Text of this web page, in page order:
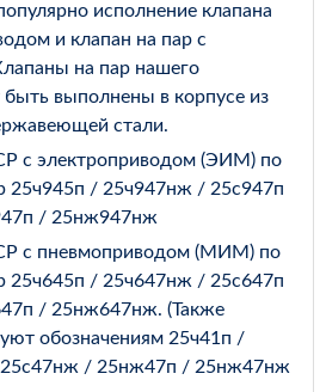
исполнение клапана
и клапан на пар с
на пар нашего
быть выполнены в корпусе из
стали.
с электроприводом (ЭИМ) по
25ч945п / 25ч947нж / 25с947п
/ 25нж947нж
с пневмоприводом (МИМ) по
25ч645п / 25ч647нж / 25с647п
/ 25нж647нж. (Также
обозначениям 25ч41п /
/ 25нж47п / 25нж47нж